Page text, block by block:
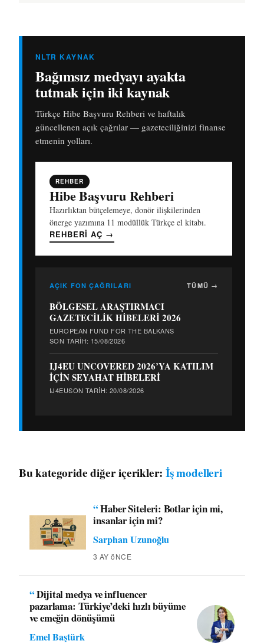
NLTR KAYNAK
Bağımsız medyayı ayakta
tutmak için iki kaynak
Türkçe Hibe Başvuru Rehberi ve haftalık
güncellenen açık çağrılar — gazeteciliğinizi finanse
etmenin yolları.
REHBER
Hibe Başvuru Rehberi
Hazırlıktan bütçelemeye, donör ilişkilerinden
önerge yazımına 11 modüllük Türkçe el kitabı.
REHBERI AÇ →
AÇIK FON ÇAĞRILARI TÜMÜ →
BÖLGESEL ARAŞTIRMACI
GAZETECİLİK HİBELERİ 2026
EUROPEAN FUND FOR THE BALKANS
SON TARIH: 15/08/2026
IJ4EU UNCOVERED 2026’YA KATILIM
İÇİN SEYAHAT HİBELERİ
IJ4EUSON TARIH: 20/08/2026
Bu kategoride diğer içerikler:İş modelleri
“Haber Siteleri: Botlar için mi,
insanlar için mi?
Sarphan Uzunoğlu
3 AY öNCE
“Dijital medya ve influencer
pazarlama: Türkiye’deki hızlı büyüme
ve emeğin dönüşümü
Emel Baştürk